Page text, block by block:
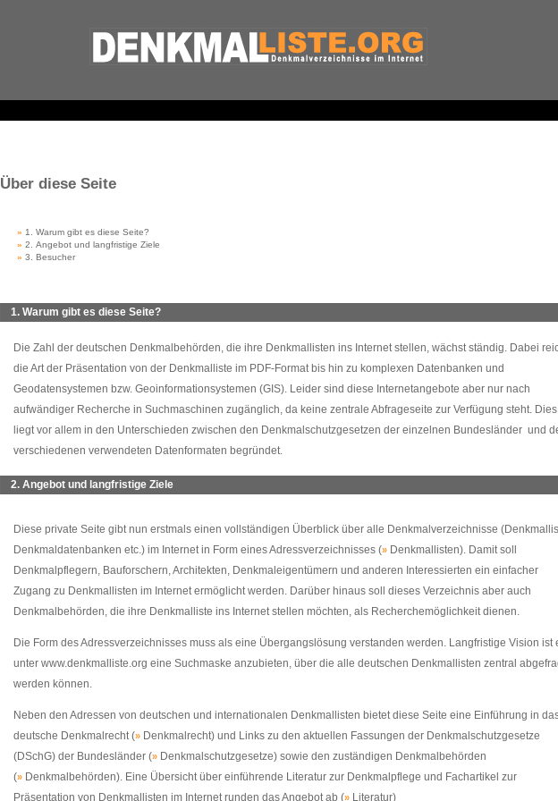
Über diese Seite
» 1. Warum gibt es diese Seite?
» 2. Angebot und langfristige Ziele
» 3. Besucher
1. Warum gibt es diese Seite?
Die Zahl der deutschen Denkmalbehörden, die ihre Denkmallisten ins Internet stellen, wächst ständig. Dabei
die Art der Präsentation von der Denkmalliste im PDF-Format bis hin zu komplexen Datenbanken und
Geodatensystemen bzw. Geoinformationsystemen (GIS). Leider sind diese Internetangebote aber nur nach
aufwändiger Recherche in Suchmaschinen zugänglich, da keine zentrale Abfrageseite zur Verfügung steht. Dies
liegt vor allem in den Unterschieden zwischen den Denkmalschutzgesetzen der einzelnen Bundesländer und
verschiedenen verwendeten Datenformaten begründet.
2. Angebot und langfristige Ziele
Diese private Seite gibt nun erstmals einen vollständigen Überblick über alle Denkmalverzeichnisse
Denkmaldatenbanken etc.) im Internet in Form eines Adressverzeichnisses (» Denkmallisten). Damit soll
Denkmalpflegern, Bauforschern, Architekten, Denkmaleigentümern und anderen Interessierten ein einfacher
Zugang zu Denkmallisten im Internet ermöglicht werden. Darüber hinaus soll dieses Verzeichnis aber auch
Denkmalbehörden, die ihre Denkmalliste ins Internet stellen möchten, als Recherchemöglichkeit dienen.
Die Form des Adressverzeichnisses muss als eine Übergangslösung verstanden werden. Langfristige Vision ist
unter www.denkmalliste.org eine Suchmaske anzubieten, über die alle deutschen Denkmallisten zentral
werden können.
Neben den Adressen von deutschen und internationalen Denkmallisten bietet diese Seite eine Einführung in
deutsche Denkmalrecht(» Denkmalrecht) und Links zu den aktuellen Fassungen der Denkmalschutzgesetze
(DSchG) der Bundesländer (» Denkmalschutzgesetze) sowie den zuständigen Denkmalbehörden
(» Denkmalbehörden). Eine Übersicht über einführende Literatur zur Denkmalpflege und Fachartikel zur
Präsentation von Denkmallisten im Internet runden das Angebot ab (» Literatur)